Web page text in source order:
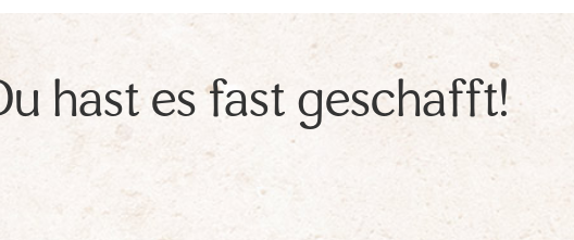
hast es fast geschafft!